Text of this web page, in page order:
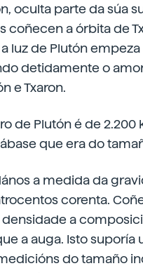
oculta parte da súa
coñecen a órbita de
luz de Plutón
detidamente o
e Txaron.
de Plutón é de 2.200
que era do
a medida da
corenta.
a
a auga. Isto suporía
do tamaño